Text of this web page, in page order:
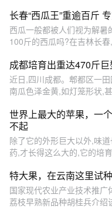
长春“西瓜王”重逾百斤
西瓜一般都被人们视为解
100斤的西瓜吗?在吉林长
成都培育出重达470斤
近日,四川成都。郫都区一
南瓜色泽金黄,如灯笼形状,
世界上最大的苹果，一
不起
除了它的外形巨大以外,味
药,才长得这么大的,它的培
特大果，在云南这里试种
国家现代农业产业技术推
荔枝早熟新品种胡桂兵介